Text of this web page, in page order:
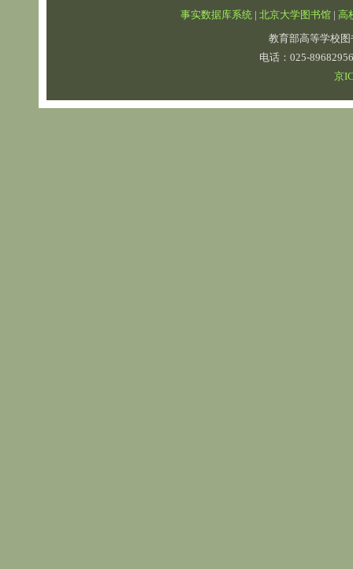
事实数据库系统 | 北京大学图书馆| 高
教育部高等学校
电话：025-
京